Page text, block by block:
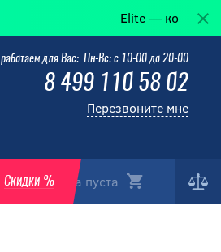
Elite — когда победа в
Корзина пуста
Скидки %
работаем для Вас: Пн-Вс: с 10-00 до 20-00
8 499 110 58 02
Перезвоните мне